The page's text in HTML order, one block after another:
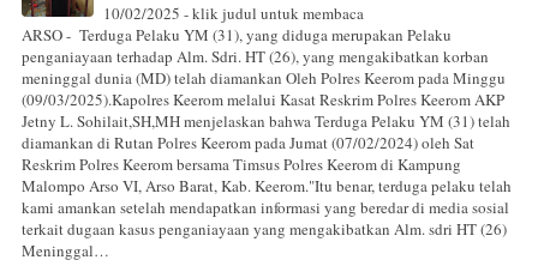
10/02/2025 - klik judul untuk membaca
ARSO - Terduga Pelaku YM (31), yang diduga merupakan Pelaku
penganiayaan terhadap Alm. Sdri. HT (26), yang mengakibatkan korban
meninggal dunia (MD) telah diamankan Oleh Polres Keerom pada Minggu
(09/03/2025).Kapolres Keerom melalui Kasat Reskrim Polres Keerom AKP
Jetny L. Sohilait,SH,MH menjelaskan bahwa Terduga Pelaku YM (31) telah
diamankan di Rutan Polres Keerom pada Jumat (07/02/2024) oleh Sat
Reskrim Polres Keerom bersama Timsus Polres Keerom di Kampung
Malompo Arso VI, Arso Barat, Kab. Keerom."Itu benar, terduga pelaku telah
kami amankan setelah mendapatkan informasi yang beredar di media sosial
terkait dugaan kasus penganiayaan yang mengakibatkan Alm. sdri HT (26)
Meninggal…